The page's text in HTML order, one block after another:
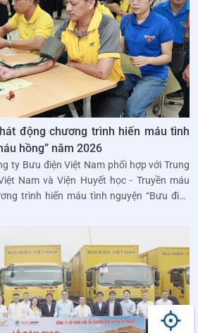
động chương trình hiến máu tình
hồng” năm 2026
ty Bưu điện Việt Nam phối hợp với Trung
Nam và Viện Huyết học - Truyền máu
trình hiến máu tình nguyện “Bưu điện